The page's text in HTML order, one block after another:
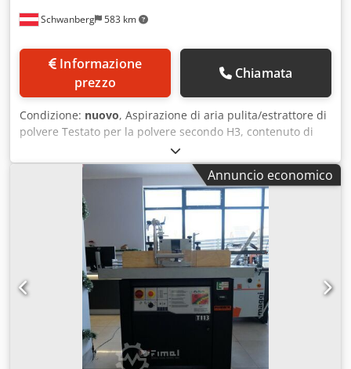
Schwanberg 583 km
prezzo
Chiamata
Condizione: nuovo, Aspirazione di aria pulita/estrattore di
polvere Testato per la polvere secondo H3, contenuto di
polvere residua inferiore a 0,1 mg/m³ Adatto per
l'estrazione e la separazione di trucioli di legno e plastica
secchi Elevate prestazioni di aspirazione con un ingombro
ridotto Massime prestazioni in questa classe Molto
silenzioso Progettato per uso commerciale Alloggiamento
robusto e compatto in lamiera d'acciaio zincata L'ugello di
aspirazione può essere facilmente convertito da sinistra a
destra per un utilizzo flessibile Ampie aperture di
ispezione Grande contenitore mobile per i trucioli con
staffa di fissaggio e sacchetto di raccolta trucioli
L'aspiratore è già completamente assemblato alla
consegna e può essere utilizzato rapidamente Crjdpfx Aer
A Eq Rjdrsf Tutti i modelli sono mobili Materiale filtrante in
poliestere, vaporizzato in alluminio, quindi di lunga durata
Annuncio economico